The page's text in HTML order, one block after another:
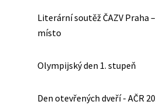
Literární soutěž ČAZV Praha
místo
Olympijský den 1. stupeň
Den otevřených dveří - AČR